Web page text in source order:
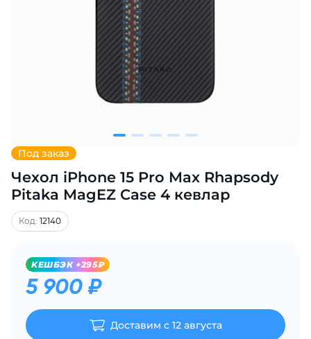
Под заказ
Чехол iPhone 15 Pro Max Rhapsody
Pitaka MagEZ Case 4 кевлар
Код: 12140
KЕШБЭК +295₽
5 900 ₽
Доставим с 12 августа
Добавляйте товары
в корзину
% картой любого банка
Получайте товар
выбранный способом
списываться
по25%каждые 2 недели
Подробнее